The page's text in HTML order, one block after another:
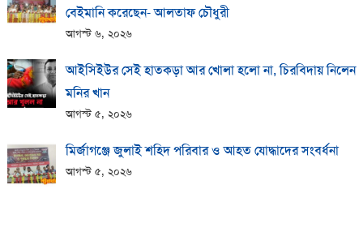
বেইমানি করেছেন- আলতাফ চৌধুরী
আগস্ট ৬, ২০২৬
আইসিইউর সেই হাতকড়া আর খোলা হলো না, চিরবিদায় নিলেন
মনির খান
আগস্ট ৫, ২০২৬
মির্জাগঞ্জে জুলাই শহিদ পরিবার ও আহত যোদ্ধাদের সংবর্ধনা
আগস্ট ৫, ২০২৬